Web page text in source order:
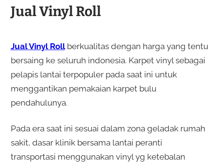
Jual Vinyl Roll
Jual Vinyl Rollberkualitas dengan harga yang tentu
bersaing ke seluruh indonesia. Karpet vinyl sebagai
pelapis lantai terpopuler pada saat ini untuk
menggantikan pemakaian karpet bulu
pendahulunya.
Pada era saat ini sesuai dalam zona geladak rumah
sakit, dasar klinik bersama lantai peranti
transportasi menggunakan vinyl yg ketebalan